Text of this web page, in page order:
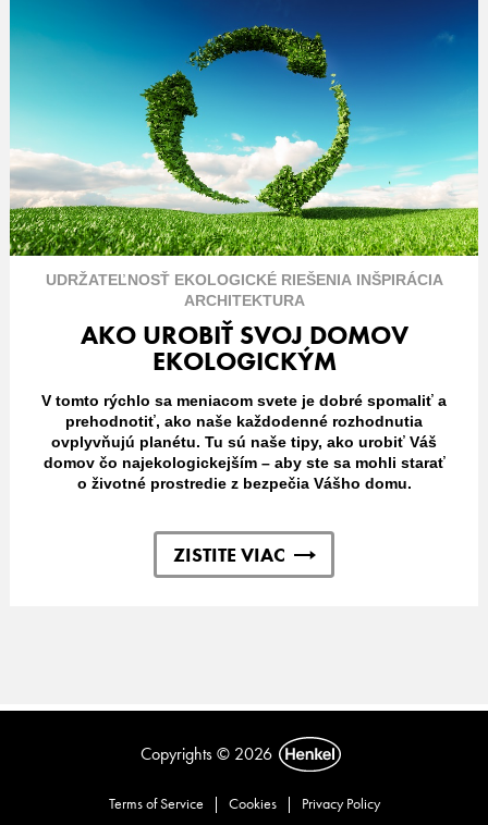
UDRŽATEĽNOSŤ EKOLOGICKÉ RIEŠENIA INŠPIRÁCIA
ARCHITEKTURA
AKO UROBIŤ SVOJ DOMOV
EKOLOGICKÝM
V tomto rýchlo sa meniacom svete je dobré spomaliť a
prehodnotiť, ako naše každodenné rozhodnutia
ovplyvňujú planétu. Tu sú naše tipy, ako urobiť Váš
domov čo najekologickejším – aby ste sa mohli starať
o životné prostredie z bezpečia Vášho domu.
ZISTITE VIAC
Copyrights © 2026
Terms of Service | Cookies | Privacy Policy